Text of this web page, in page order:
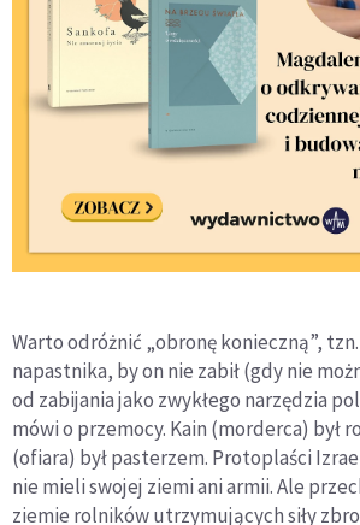
Warto odróżnić „obronę konieczną”,
napastnika, by on nie zabił (gdy nie
od zabijania jako zwykłego narzędzia
mówi o przemocy. Kain (morderca) był
(ofiara) był pasterzem. Protoplaści
nie mieli swojej ziemi ani armii. Ale
ziemie rolników utrzymujących siły